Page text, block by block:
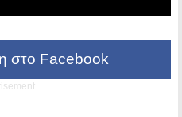
στο Facebook